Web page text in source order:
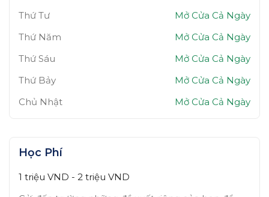
Thứ Tư
Mở Cửa Cả Ngày
Thứ Năm
Mở Cửa Cả Ngày
Thứ Sáu
Mở Cửa Cả Ngày
Thứ Bảy
Mở Cửa Cả Ngày
Chủ Nhật
Mở Cửa Cả Ngày
Học Phí
1 triệu VND - 2 triệu VND